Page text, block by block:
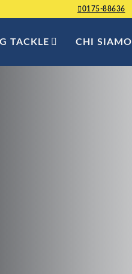
0175-88636
TACKLE CHI SIAMO